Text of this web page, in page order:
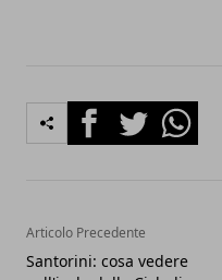
FacebookTwitter
Articolo Precedente
Santorini: cosa vedere